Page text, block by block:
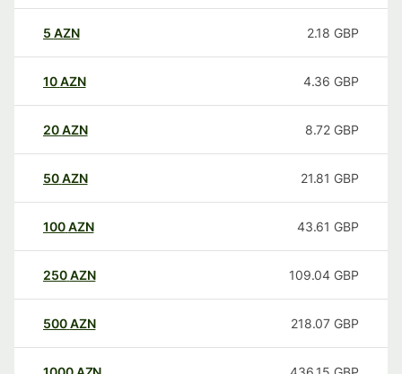
5 AZN 2.18 GBP
10AZN 4.36 GBP
20AZN 8.72 GBP
50AZN 21.81 GBP
100AZN 43.61 GBP
250AZN 109.04 GBP
500AZN 218.07 GBP